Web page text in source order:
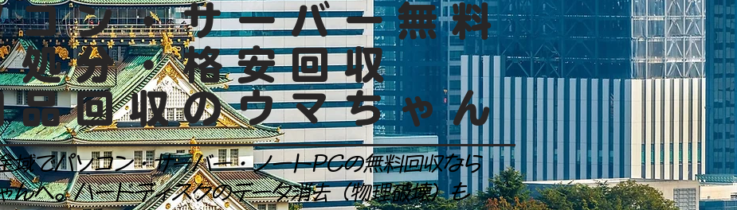
コン・サーバー無料
処分・格安回収
品回収のウマちゃん
域でパソコン・サーバー・ノートPCの無料回収なら
んへ。ハードディスクのデータ消去（物理破壊）も